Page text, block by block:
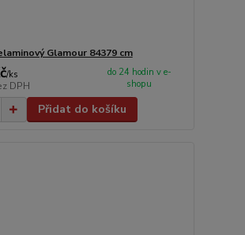
Glamour 84379 cm
/ks
DPH
do 24 hodin v e-
shopu
Přidat do košíku